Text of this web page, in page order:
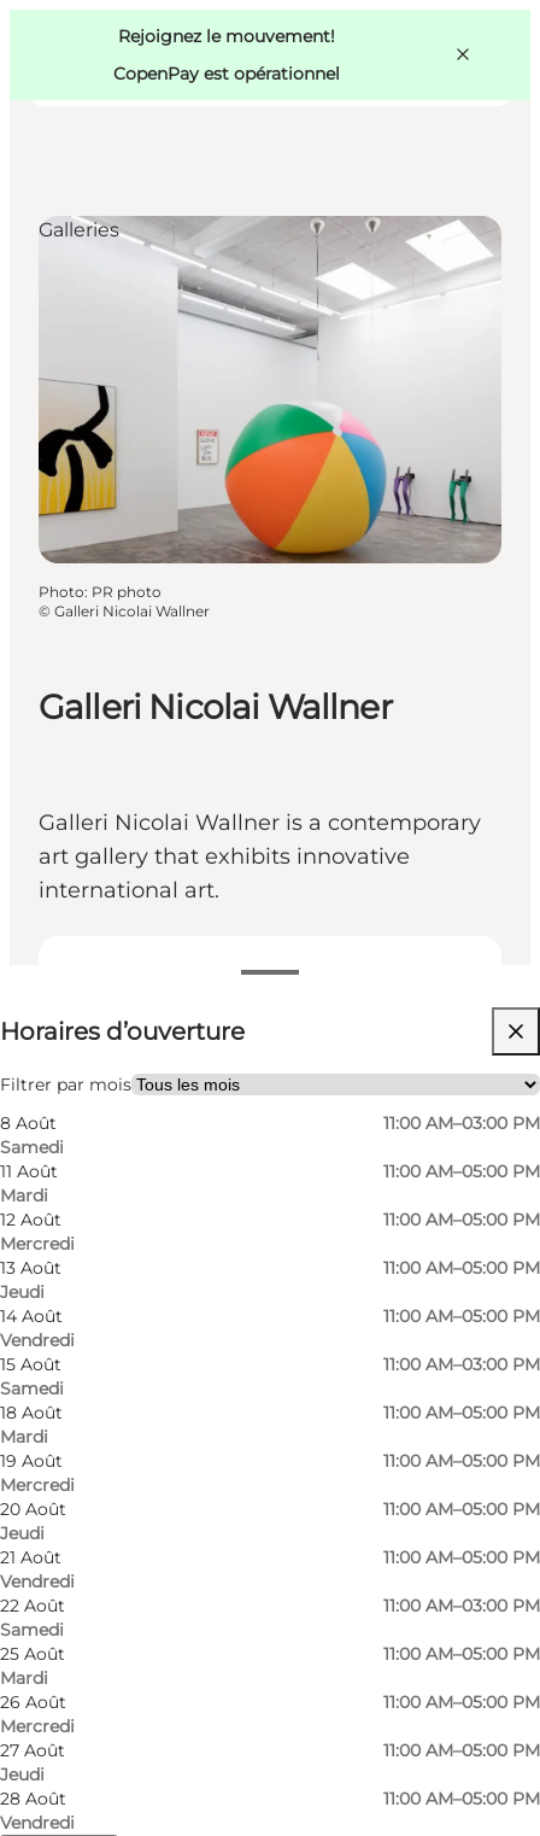
Rejoignez le mouvement!
CopenPay est opérationnel
Mangez et buvez
Copenhague
Galleri Nicolai Wallner
Galleri Nicolai Wallner is a contemporary
art gallery that exhibits innovative
international art.
Voir les horaires d’ouverture
Horaires d’ouverture
Filtrer par mois
8 Août
Samedi
11:00 AM–03:00 PM
11 Août
Mardi
11:00 AM–05:00 PM
12 Août
Mercredi
11:00 AM–05:00 PM
13 Août
Jeudi
11:00 AM–05:00 PM
14 Août
Vendredi
11:00 AM–05:00 PM
15 Août
Samedi
11:00 AM–03:00 PM
18 Août
Mardi
11:00 AM–05:00 PM
19 Août
Mercredi
11:00 AM–05:00 PM
20 Août
Jeudi
11:00 AM–05:00 PM
21 Août
Vendredi
11:00 AM–05:00 PM
22 Août
Samedi
11:00 AM–03:00 PM
25 Août
Mardi
11:00 AM–05:00 PM
26 Août
Mercredi
11:00 AM–05:00 PM
27 Août
Jeudi
11:00 AM–05:00 PM
28 Août
Vendredi
11:00 AM–05:00 PM
Visiter le site web
Galleries
Photo: PR photo
© Galleri Nicolai Wallner
Photo Photo
The gallery works with a diverse group of artists
working in different media. Accordingly, the
artists are defined as a group not as much by